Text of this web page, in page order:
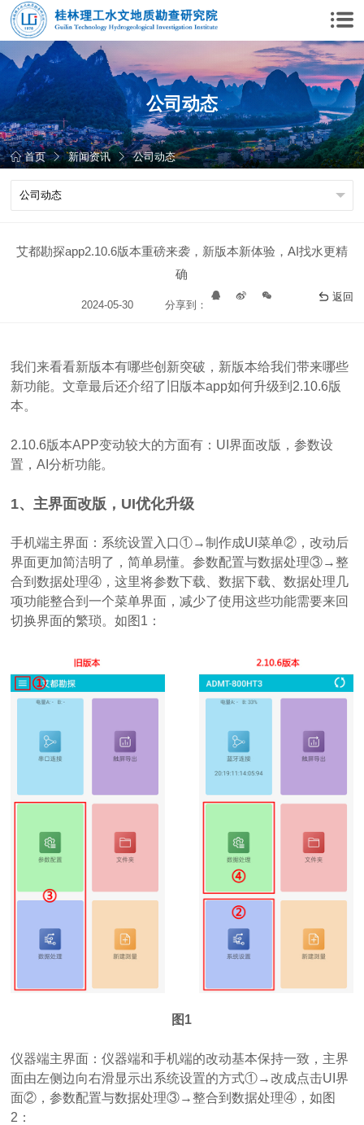
公司动态
首页 新闻资讯 公司动态
艾都勘探app2.10.6版本重磅来袭，新版本新体验，AI找水更精
确
2024-05-30 分享到：
返回
我们来看看新版本有哪些创新突破，新版本给我们带来哪些
新功能。文章最后还介绍了旧版本app如何升级到2.10.6版
本。
2.10.6版本APP变动较大的方面有：UI界面改版，参数设
置，AI分析功能。
1、主界面改版，UI优化升级
手机端主界面：系统设置入口①→制作成UI菜单②，改动后
界面更加简洁明了，简单易懂。参数配置与数据处理③→整
合到数据处理④，这里将参数下载、数据下载、数据处理几
项功能整合到一个菜单界面，减少了使用这些功能需要来回
切换界面的繁琐。如图1：
图1
仪器端主界面：仪器端和手机端的改动基本保持一致，主界
面由左侧边向右滑显示出系统设置的方式①→改成点击UI界
面②，参数配置与数据处理③→整合到数据处理④，如图
2：